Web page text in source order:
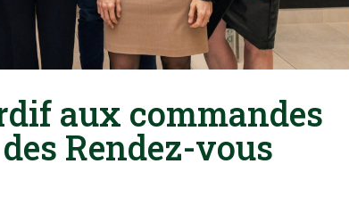
aux commandes
Rendez-vous